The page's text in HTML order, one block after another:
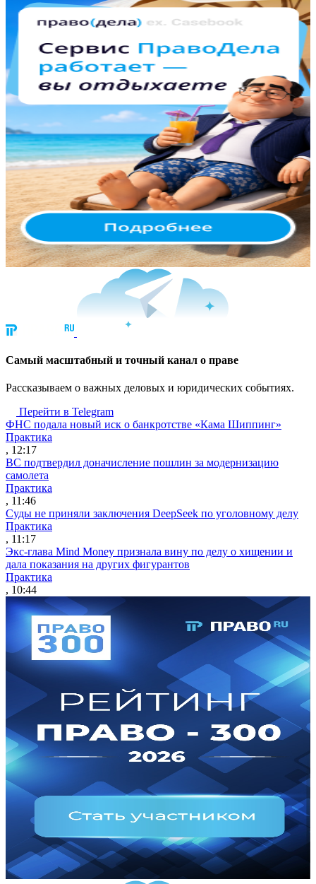
Cамый масштабный и точный канал о праве
Рассказываем о важных деловых и юридических событиях.
Перейти в Telegram
ФНС подала новый иск о банкротстве «Кама Шиппинг»
Практика
, 12:17
ВС подтвердил доначисление пошлин за модернизацию
самолета
Практика
, 11:46
Суды не приняли заключения DeepSeek по уголовному делу
Практика
, 11:17
Экс-глава Mind Money признала вину по делу о хищении и
дала показания на других фигурантов
Практика
, 10:44